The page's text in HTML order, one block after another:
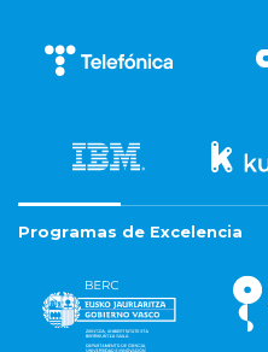
Programas de Excelencia